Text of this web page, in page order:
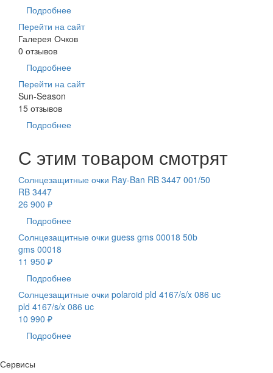
Подробнее
Перейти на сайт
Галерея Очков
0 отзывов
Подробнее
Перейти на сайт
Sun-Season
15 отзывов
Подробнее
С этим товаром смотрят
Солнцезащитные очки Ray-Ban RB 3447 001/50
RB 3447
26 900 ₽
Подробнее
Солнцезащитные очки guess gms 00018 50b
gms 00018
11 950 ₽
Подробнее
Солнцезащитные очки polaroid pld 4167/s/x 086 uc
pld 4167/s/x 086 uc
10 990 ₽
Подробнее
Сервисы